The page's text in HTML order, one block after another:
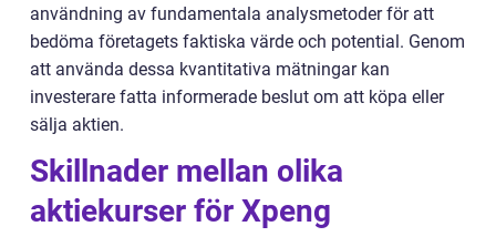
användning av fundamentala analysmetoder för att
bedöma företagets faktiska värde och potential. Genom
att använda dessa kvantitativa mätningar kan
investerare fatta informerade beslut om att köpa eller
sälja aktien.
Skillnader mellan olika
aktiekurser för Xpeng